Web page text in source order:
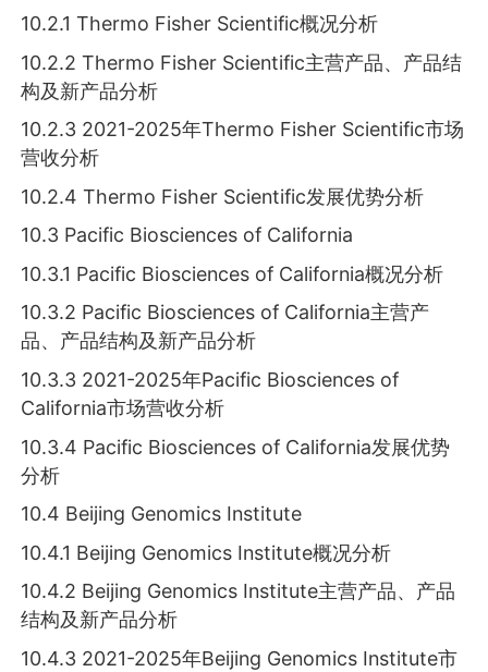
10.2.1 Thermo Fisher Scientific概况分析
10.2.2 Thermo Fisher Scientific主营产品、产品结
构及新产品分析
10.2.3 2021-2025年Thermo Fisher Scientific市场
营收分析
10.2.4 Thermo Fisher Scientific发展优势分析
10.3 Pacific Biosciences of California
10.3.1 Pacific Biosciences of California概况分析
10.3.2 Pacific Biosciences of California主营产
品、产品结构及新产品分析
10.3.3 2021-2025年Pacific Biosciences of
California市场营收分析
10.3.4 Pacific Biosciences of California发展优势
分析
10.4 Beijing Genomics Institute
10.4.1 Beijing Genomics Institute概况分析
10.4.2 Beijing Genomics Institute主营产品、产品
结构及新产品分析
10.4.3 2021-2025年Beijing Genomics Institute市